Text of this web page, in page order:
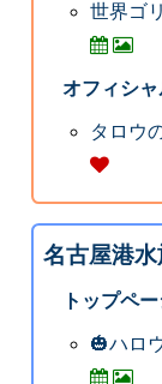
世界ゴ
オフィシ
タロウ
名古屋港水
トップペ
🎃ハロ